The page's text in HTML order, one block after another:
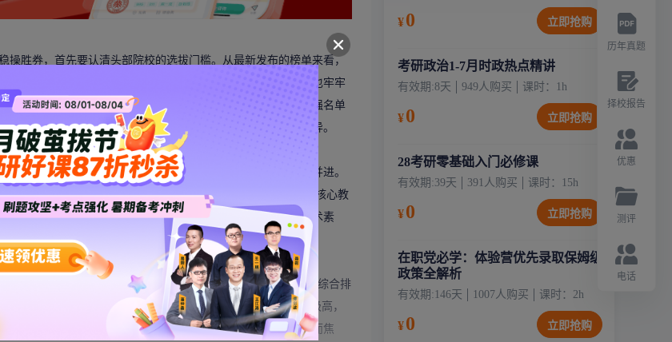
胜券，首先要认清头部院校的选拔门槛。从最新发布的榜单来看，
江大学首次并列第三，复旦大学与上海交通大学等老牌强校也牢牢
数要求极高，复试环节更是优中选优。此外，考生在查阅前十强名单
是前十名的高校，其内部不同专业的报考难度也存在显著差异。
备考方法至关重要。在初试阶段，公共课和专业课必须齐头并进。
方推荐教材，构建扎实的理论框架。建议考生在基础阶段吃透核心教
研的课程体系不仅涵盖初试的精准提分，更注重培养考生的学术素
综合素质在潜移默化中得到提升。
关键。首先是不要盲目追逐名校光环，部分工科985高校虽然综合排
“名校弱专业”陷阱。其次是跨考需谨慎，热门交叉专业壁垒极高，
一场信息战也是持久战，不要因一时的进度落后或分数波动而焦
¥0 立即抢购
考研政治1-7月时政热点精讲
有效期:8天 949人购买 课时： 1 h
¥0 立即抢购
28考研零基础入门必修课
有效期:39天 391人购买 课时： 15 h
¥0 立即抢购
在职党必学：体验营优先录取保姆级
政策全解析
有效期: 146天 1007人购买 课时： 2 h
¥0 立即抢购
历年真题
择校报告
优惠
测评
电话